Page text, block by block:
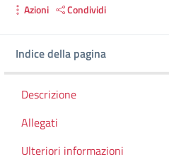
Azioni Condividi
Indice della pagina
Indice della pagina
Descrizione
Allegati
Ulteriori informazioni